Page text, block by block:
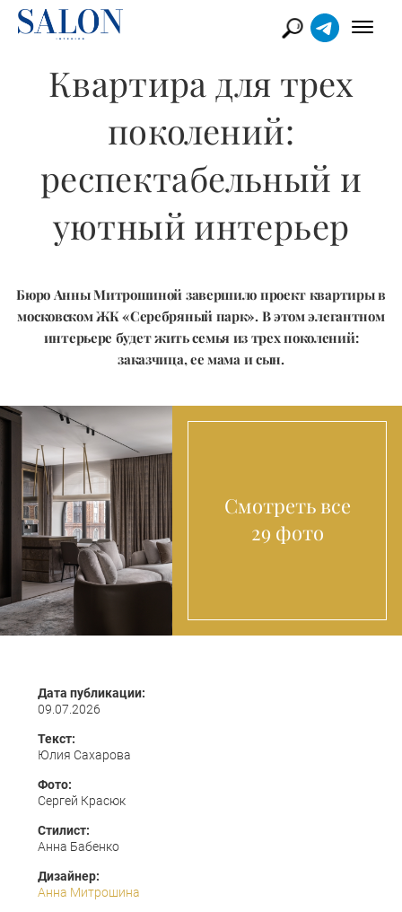
Квартира для трех
поколений:
респектабельный и
уютный интерьер
Бюро Анны Митрошиной завершило проект квартиры в
московском ЖК «Серебряный парк». В этом элегантном
интерьере будет жить семья из трех поколений:
заказчица, ее мама и сын.
Смотреть все
29 фото
Дата публикации:
09.07.2026
Текст:
Юлия Сахарова
Фото:
Сергей Красюк
Стилист:
Анна Бабенко
Дизайнер:
Анна Митрошина